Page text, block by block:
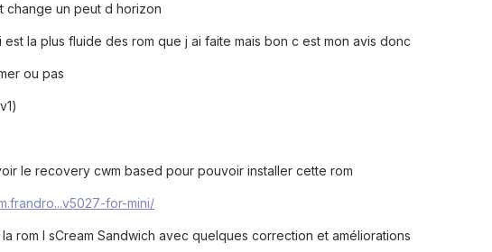
change un peut d horizon
est la plus fluide des rom que j ai faite mais bon c est mon avis donc
ou pas
le recovery cwm based pour pouvoir installer cette rom
for-mini/
rom I sCream Sandwich avec quelques correction et améliorations